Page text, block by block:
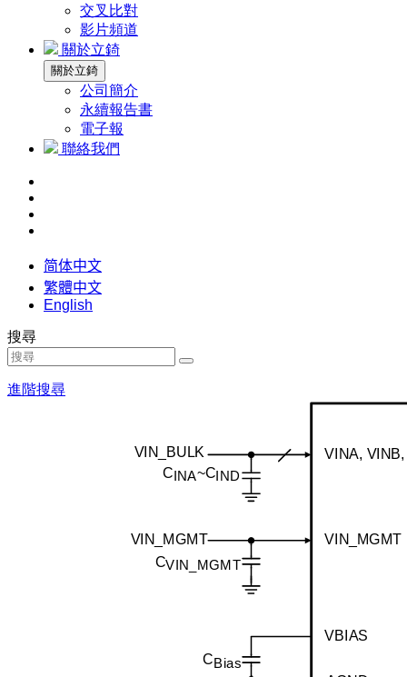
交叉比對
影片頻道
關於立錡
關於立錡
公司簡介
永續報告書
電子報
聯絡我們
简体中文
繁體中文
English
搜尋
進階搜尋